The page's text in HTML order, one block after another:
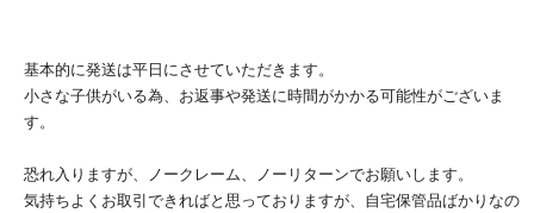
基本的に発送は平日にさせていただきます。
小さな子供がいる為、お返事や発送に時間がかかる可能性がございま
す。
恐れ入りますが、ノークレーム、ノーリターンでお願いします。
気持ちよくお取引できればと思っておりますが、自宅保管品ばかりなの